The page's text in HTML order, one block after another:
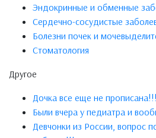
Эндокринные и обменные
Сердечно-сосудистые
Болезни почек и
Стоматология
Другое
Дочка все еще не прописана!!!
Были вчера у педиатра и
Девчонки из России, вопрос